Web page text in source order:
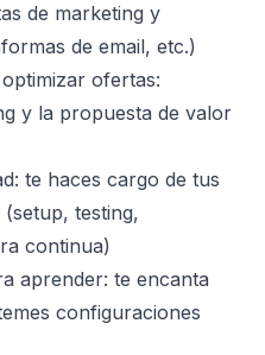
de marketing y
de email, etc.)
ofertas:
y la propuesta de valor
te haces cargo de tus
testing,
continua)
aprender: te encanta
configuraciones